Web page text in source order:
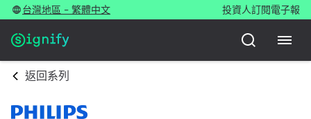
台灣地區 - 繁體中文 投資人訂閱電子報
返回系列